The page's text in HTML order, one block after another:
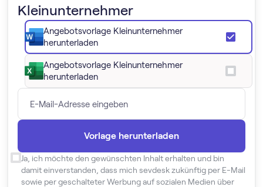
Kleinunternehmer
Angebotsvorlage Kleinunternehmer
herunterladen
Angebotsvorlage Kleinunternehmer
herunterladen
Ja, ich möchte den gewünschten Inhalt erhalten und bin
damit einverstanden, dass mich sevdesk zukünftig per E-Mail
sowie per geschalteter Werbung auf sozialen Medien über